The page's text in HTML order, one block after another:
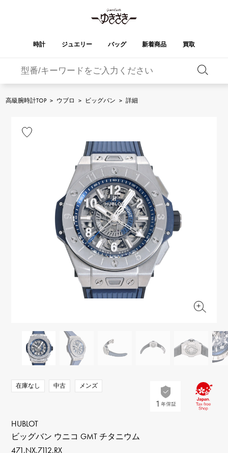
時計 ジュエリー バッグ 新着商品 買取
ランゲ＆ゾーネ ブレゲ
PATEK PHILIPPE
パテック・フィリップ
IWC
IWC
FRANCK MULLER
フランク・ミュラー
RICHARD MILLE
リシャール・ミル
VACHERON
CONSTANTIN
ヴァシュロン・コンスタ
ンタン
PANERAI
パネライ
AUDEMARS PIGUET
オーデマ・ピゲ
JAEGER LE COULTRE
ジャガー・ルクルト
Cartier
カルティエ
ZENITH
ゼニス タグホイヤー
DUNAMIS
デュナミス
TABLE CLOCK
VINTAGE WATCH
ヴィンテージウォッチ
YUKIZAKI
ジュエリー
ジュエリー
NOMBRE
ノンブル
NOMBRE putite
ノンブルプティ
ALPHA
アルファ
ALPHA putite
アルファプティ
eclat
エクラ
RICH CROSS
リッチクロス
TwinPinky
ツインピンキー
ANGLER
アングラー
ETERNITY
エタニティ
YUKIZAKI BACHIKAN
ゆきざき バチカン
オリジナルジュエリー一覧へ
バーキン オータクロア
チャーム
その他
エルメスバッグ
高級腕時計TOP > ウブロ > ビッグバン > 詳細
在庫なし 中古 メンズ
HUBLOT
ビッグバン ウニコ GMT チタニウム
471.NX.7112.RX